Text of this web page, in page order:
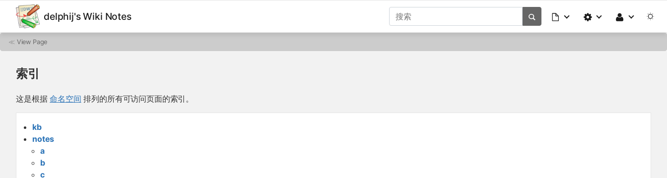
delphij's Wiki Notes
≪ View Page
索引
这是根据命名空间 排列的所有可访问页面的索引。
kb
notes
a
b
c